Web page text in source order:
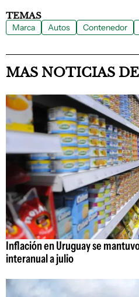
TEMAS
Marca Autos Contenedor
MAS NOTICIAS
Inflación en Uruguay se
interanual a julio